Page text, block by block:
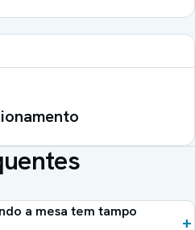
a mesa tem tampo